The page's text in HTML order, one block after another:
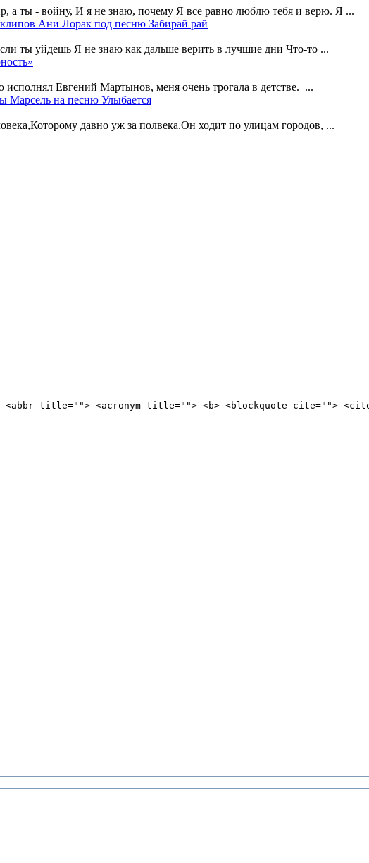
- войну, И я не знаю, почему Я все равно люблю тебя и верю. Я ...
Ани Лорак под песню Забирай рай
ты уйдешь Я не знаю как дальше верить в лучшие дни Что-то ...
Евгений Мартынов, меня очень трогала в детстве. ...
Марсель на песню Улыбается
давно уж за полвека.Он ходит по улицам городов, ...
title=""> <acronym title=""> <b> <blockquote cite="">